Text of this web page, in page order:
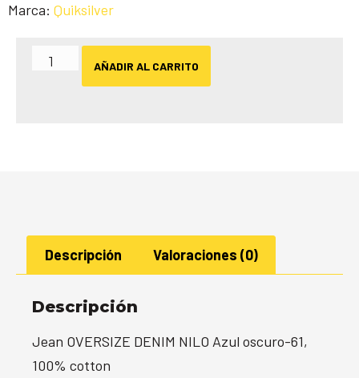
Marca: Quiksilver
AÑADIR AL CARRITO
Descripción Valoraciones (0)
Descripción
Jean OVERSIZE DENIM NILO Azul oscuro-61,
100% cotton